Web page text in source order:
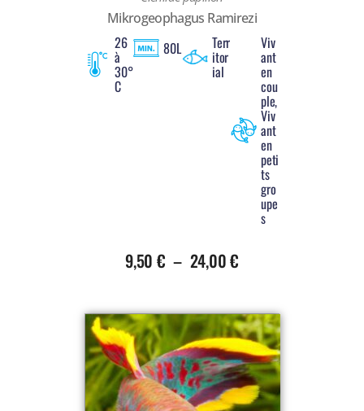
Mikrogeophagus Ramirezi
26
à
30°
C
80L Terr
itor
ial
Viv
ant
en
cou
ple,
Viv
ant
en
peti
ts
gro
upe
s
9,50 € – 24,00€